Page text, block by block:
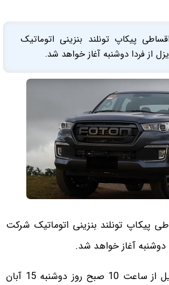
پیکاپ تونلند بنزینی اتوماتیک
از فردا دوشنبه آغاز خواهد شد.
تونلند بنزینی اتوماتیک شرکت
دوشنبه آغاز خواهد شد.
بخشنامه اصلاح شده ذیل از ساعت 10 صبح روز دوشنبه 15 آبان